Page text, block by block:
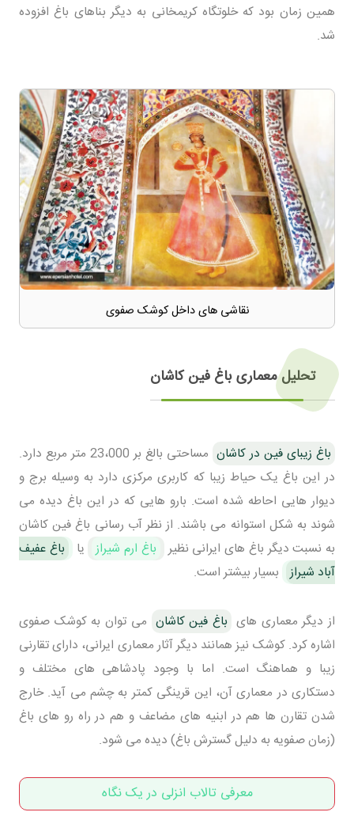
همین زمان بود که خلوتگاه کریمخانی به دیگر بناهای باغ افزوده
شد.
نقاشی های داخل کوشک صفوی
تحلیل معماری باغ فین کاشان
باغ زیبای فین در کاشان
مساحتی بالغ بر 23،000 متر مربع دارد.
در این باغ یک حیاط زیبا که کاربری مرکزی دارد به وسیله برج و
دیوار هایی احاطه شده است. بارو هایی که در این باغ دیده می
شوند به شکل استوانه می باشند. از نظر آب رسانی باغ فین کاشان
به نسبت دیگر باغ های ایرانی نظیر
باغ ارم شیراز یا
باغ عفیف
آباد شیراز بسیار بیشتر است.
از دیگر معماری های باغ فین کاشان می توان به کوشک صفوی
اشاره کرد. کوشک نیز همانند دیگر آثار معماری ایرانی، دارای تقارنی
زیبا و هماهنگ است. اما با وجود پادشاهی های مختلف و
دستکاری در معماری آن، این قرینگی کمتر به چشم می آید. خارج
شدن تقارن ها هم در ابنیه های مضاعف و هم در راه رو های باغ
(زمان صفویه به دلیل گسترش باغ) دیده می شود.
معرفی تالاب انزلی در یک نگاه